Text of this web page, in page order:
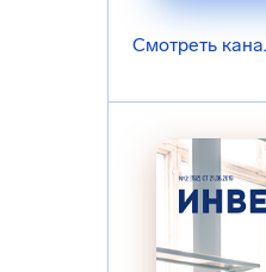
Смотреть